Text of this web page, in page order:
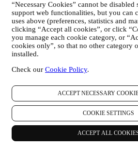
“Necessary Cookies” cannot be disabled
support web functionalities, but you can
uses above (preferences, statistics and
clicking “Accept all cookies”, or click
you manage each cookie category, or
cookies only”, so that no other category
installed.
Check our Cookie Policy.
ACCEPT NECESSARY
COOKIE SETTINGS
ACCEPT ALL
C) PERCHÉ RACCOGLIAMO I VOSTRI
Possiamo trattare i vostri dati per le
i. PER ADEMPIERE A NOSTRI
Potremmo essere tenuti a trattare
derivanti da istruzioni ricevute da
ii. PER CREARE UN NUOVO
Utilizzeremo i vostri dati per creare
che vi darà accesso a una serie di
registrati per usufruire al meglio dei
checkout più rapido, la possibilità di
spedizione, visualizzare e